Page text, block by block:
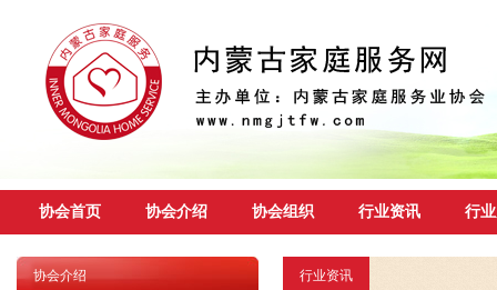
协会首页 协会介绍 协会组织 行业资讯 行
协会介绍 行业资讯